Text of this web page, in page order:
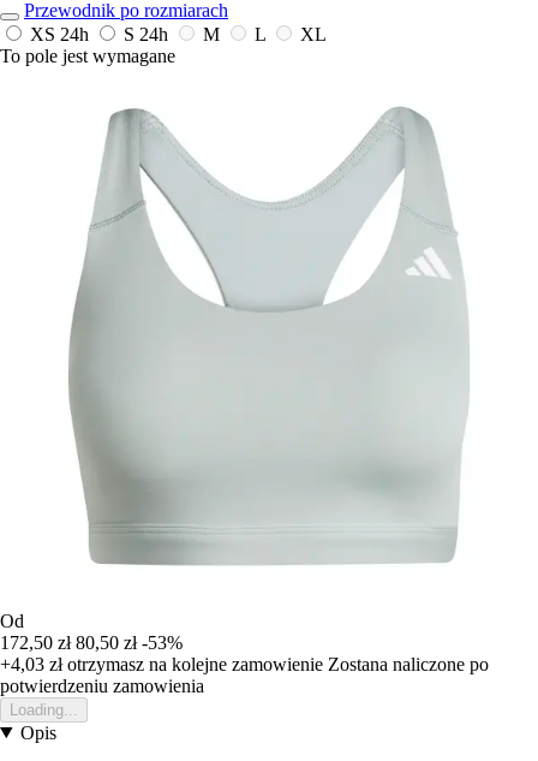
Przewodnik po rozmiarach
XS 24h S 24h M L
XL
To pole jest wymagane
Od
172,50 zł 80,50 zł -53%
+4,03 złotrzymasz na kolejne zamowienie Zostana naliczone po
potwierdzeniu zamowienia
Loading...
Opis